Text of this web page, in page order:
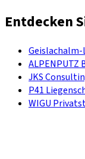
Entdecken
Geislachalm-
ALPENPUTZ
JKS
P41
WIGU